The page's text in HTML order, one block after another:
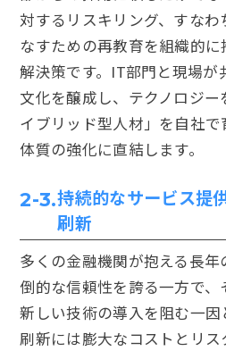
対するリスキリング、すなわ
なすための再教育を組織的
解決策です。IT部門と現場が
文化を醸成し、テクノロジ
イブリッド型人材」を自社
体質の強化に直結します。
2-3.持続的なサービス提
刷新
多くの金融機関が抱える長
倒的な信頼性を誇る一方で
新しい技術の導入を阻む一因
刷新には膨大なコストとリ